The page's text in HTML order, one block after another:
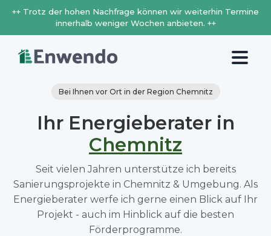
++ Trotz der hohen Nachfrage können wir weiterhin Termine
innerhalb weniger Wochen anbieten. ++
Bei Ihnen vor Ort in der Region Chemnitz
Ihr Energieberater in
Chemnitz
Seit vielen Jahren unterstütze ich bereits
Sanierungsprojekte in Chemnitz & Umgebung. Als
Energieberater werfe ich gerne einen Blick auf Ihr
Projekt - auch im Hinblick auf die besten
Förderprogramme.